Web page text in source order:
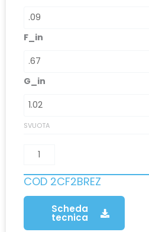
F_in
G_in
SVUOTA
COD 2CF2BREZ
Scheda
tecnica